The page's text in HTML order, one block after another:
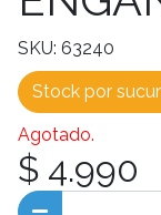
SKU: 63240
Stock por
Agotado.
$ 4.990